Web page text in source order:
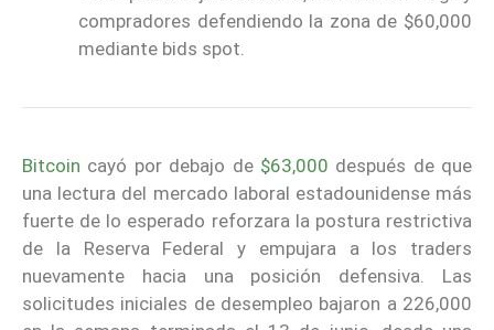
compradores defendiendo la zona de $60,000
mediante bids spot.
Bitcoin cayó por debajo de $63,000 después de que
una lectura del mercado laboral estadounidense más
fuerte de lo esperado reforzara la postura restrictiva
de la Reserva Federal y empujara a los traders
nuevamente hacia una posición defensiva. Las
solicitudes iniciales de desempleo bajaron a 226,000